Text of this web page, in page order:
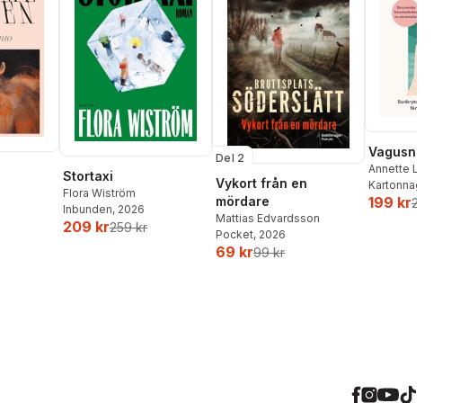
Stortaxi
Flora Wiström
Inbunden, 2026
209 kr259 kr
Del 2
Vykort från en
mördare
Mattias Edvardsson
Pocket, 2026
69 kr99 kr
Vagusnerven
Annette Løno
Kartonnage
199 kr259 kr